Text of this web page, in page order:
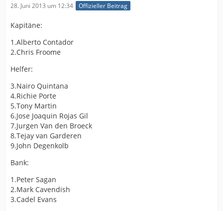
28. Juni 2013 um 12:34 Offizieller Beitrag
Kapitäne:
1.Alberto Contador
2.Chris Froome
Helfer:
3.Nairo Quintana
4.Richie Porte
5.Tony Martin
6.Jose Joaquin Rojas Gil
7.Jurgen Van den Broeck
8.Tejay van Garderen
9.John Degenkolb
Bank:
1.Peter Sagan
2.Mark Cavendish
3.Cadel Evans